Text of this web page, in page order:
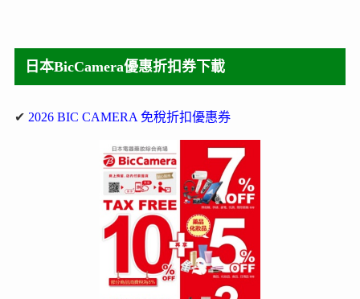
日本BicCamera優惠折扣券下載
✔ 2026 BIC CAMERA 免稅折扣優惠券